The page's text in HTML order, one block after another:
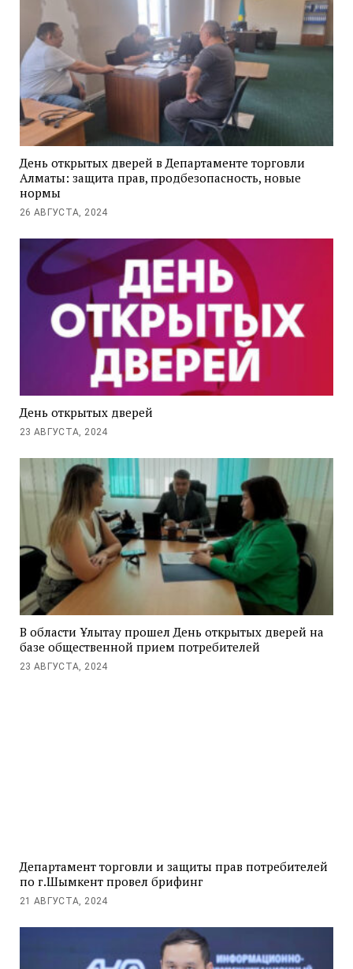
День открытых дверей в Департаменте торговли
Алматы: защита прав, продбезопасность, новые
нормы
26 АВГУСТА, 2024
День открытых дверей
23 АВГУСТА, 2024
В области Ұлытау прошел День открытых дверей на
базе общественной прием потребителей
23 АВГУСТА, 2024
Департамент торговли и защиты прав потребителей
по г.Шымкент провел брифинг
21 АВГУСТА, 2024